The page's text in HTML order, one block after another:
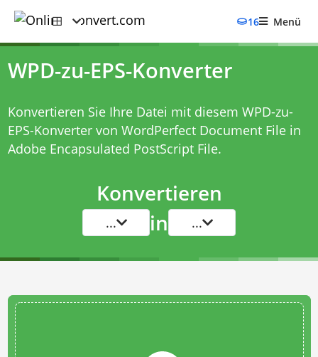
16 Menü
WPD-zu-EPS-Konverter
Konvertieren Sie Ihre Datei mit diesem WPD-zu-
EPS-Konvertervon WordPerfect Document File in
Adobe Encapsulated PostScript File.
Konvertieren
... in ...